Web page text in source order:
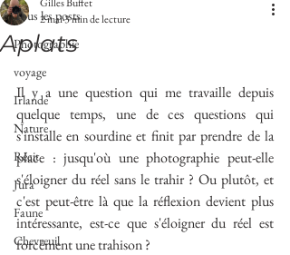
Tous les posts
Photographie
voyage
Irlande
Nature
Récit
Jura
Faune
Chevreuil
Aplats
2 mai3 min de lecture
Il y a une question qui me travaille depuis
quelque temps, une de ces questions qui
s'installe en sourdine et finit par prendre de la
place : jusqu'où une photographie peut-elle
s'éloigner du réel sans le trahir ? Ou plutôt, et
c'est peut-être là que la réflexion devient plus
intéressante, est-ce que s'éloigner du réel est
forcément une trahison ?